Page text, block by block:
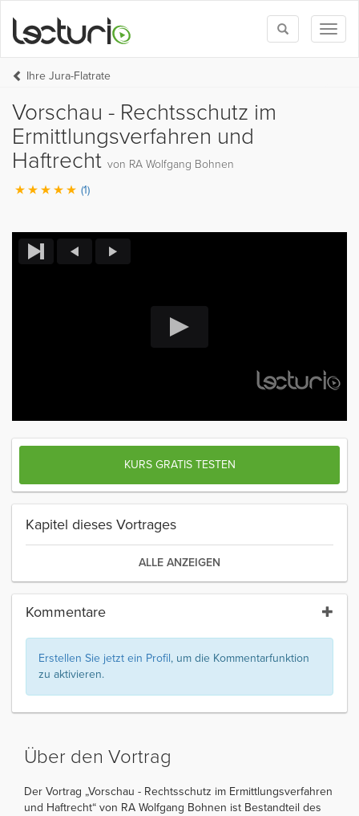
Toggle
search
Ihre Jura-Flatrate
Vorschau - Rechtsschutz im
Ermittlungsverfahren und
Haftrecht von RA Wolfgang Bohnen
(1)
KURS GRATIS TESTEN
Kapitel dieses Vortrages
ALLE ANZEIGEN
Kommentare
Erstellen Sie jetzt ein Profil, um die Kommentarfunktion
zu aktivieren.
Über den Vortrag
Der Vortrag „Vorschau - Rechtsschutz im Ermittlungsverfahren
und Haftrecht“ von RA Wolfgang Bohnen ist Bestandteil des